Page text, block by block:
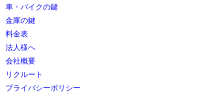
車・バイクの鍵
金庫の鍵
料金表
法人様へ
会社概要
リクルート
プライバシーポリシー